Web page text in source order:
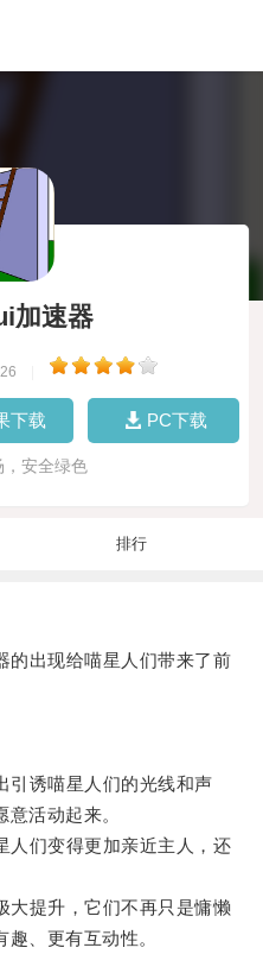
加速器
下载 PC下载
，安全绿色
排行
出现给喵星人们带来了前
诱喵星人们的光线和声
活动起来。
们变得更加亲近主人，还
提升，它们不再只是慵懒
、更有互动性。